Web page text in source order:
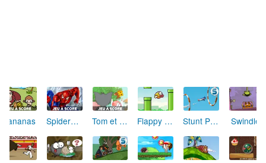
Bananas Spiderman Tom et Jerry Flappy Bird Stunt Pilot (Voltige) Swindler